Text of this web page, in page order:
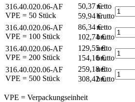
316.40.020.06-AF
VPE = 50 Stück
50,37 €netto
59,94 €brutto*
316.40.020.06-AF
VPE = 100 Stück
86,34 €netto
102,74 €brutto*
316.40.020.06-AF
VPE = 200 Stück
129,55 €
netto
154,16 €brutto*
316.40.020.06-AF
VPE = 500 Stück
259,18 €
netto
308,42 €brutto*
VPE = Verpackungseinheit